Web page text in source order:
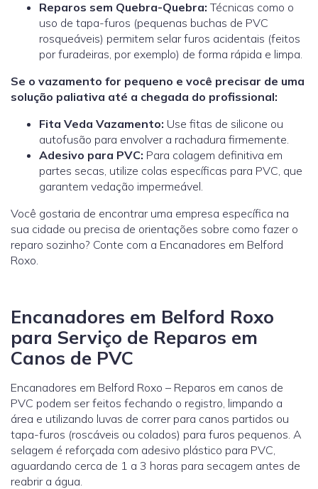
Reparos sem Quebra-Quebra: Técnicas como o
uso de tapa-furos (pequenas buchas de PVC
rosqueáveis) permitem selar furos acidentais (feitos
por furadeiras, por exemplo) de forma rápida e limpa.
Se o vazamento for pequeno e você precisar de uma
solução paliativa até a chegada do profissional:
Fita Veda Vazamento: Use fitas de silicone ou
autofusão para envolver a rachadura firmemente.
Adesivo para PVC: Para colagem definitiva em
partes secas, utilize colas específicas para PVC, que
garantem vedação impermeável.
Você gostaria de encontrar uma empresa específica na
sua cidade ou precisa de orientações sobre como fazer o
reparo sozinho? Conte com a Encanadores em Belford
Roxo.
Encanadores em Belford Roxo
para Serviço de Reparos em
Canos de PVC
Encanadores em Belford Roxo – Reparos em canos de
PVC podem ser feitos fechando o registro, limpando a
área e utilizando luvas de correr para canos partidos ou
tapa-furos (roscáveis ou colados) para furos pequenos. A
selagem é reforçada com adesivo plástico para PVC,
aguardando cerca de 1 a 3 horas para secagem antes de
reabrir a água.